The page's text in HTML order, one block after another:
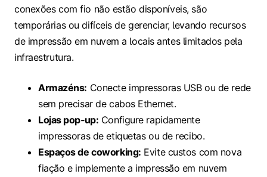
conexões com fio não estão disponíveis, são
temporárias ou difíceis de gerenciar, levando recursos
de impressão em nuvem a locais antes limitados pela
infraestrutura.
Armazéns: Conecte impressoras USB ou de rede
sem precisar de cabos Ethernet.
Lojas pop‑up: Configure rapidamente
impressoras de etiquetas ou de recibo.
Espaços de coworking: Evite custos com nova
fiação e implemente a impressão em nuvem